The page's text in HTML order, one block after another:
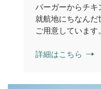
バーガーからチキ
就航地にちなんだ
ご用意しています
詳細はこちら